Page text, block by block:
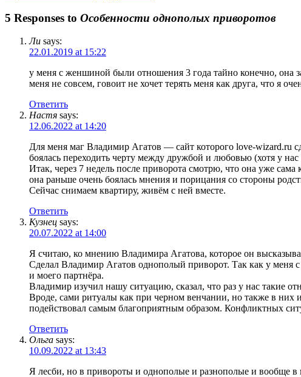
5 Responses to Особенности однополых приворотов
Ли says:
22.01.2019 at 15:22
у меня с женшиной были отношения 3 года тайно конечно, она
меня не совсем, говоит не хочет терять меня как друга, что я
Ответить
Настя says:
12.06.2022 at 14:20
Для меня маг Владимир Агатов — сайт которого love-wizard.ru
боялась переходить черту между дружбой и любовью (хотя у
Итак, через 7 недель после приворота смотрю, что она уже
она раньше очень боялась мнения и порицания со стороны
Сейчас снимаем квартиру, живём с ней вместе.
Ответить
Кузнец says:
20.07.2022 at 14:00
Я считаю, ко мнению Владимира Агатова, которое он
Сделал Владимир Агатов однополый приворот. Так как у меня
и моего партнёра.
Владимир изучил нашу ситуацию, сказал, что раз у нас такие
Вроде, сами ритуалы как при черном венчании, но также в них
подействовал самым благоприятным образом. Конфликтных
Ответить
Ольга says:
10.09.2022 at 13:43
Я лесби, но в привороты и однополые и разнополые и вообще в